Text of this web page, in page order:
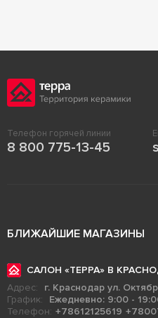
Телефон горячей линии
8 800 775-13-45
БЛИЖАЙШИЕ МАГАЗИНЫ
САЛОН «ТЕРРА» В
Адрес:
г. Краснодар ул.
График:
Ежедневно: 9:00 -
Телефон: +78612125619